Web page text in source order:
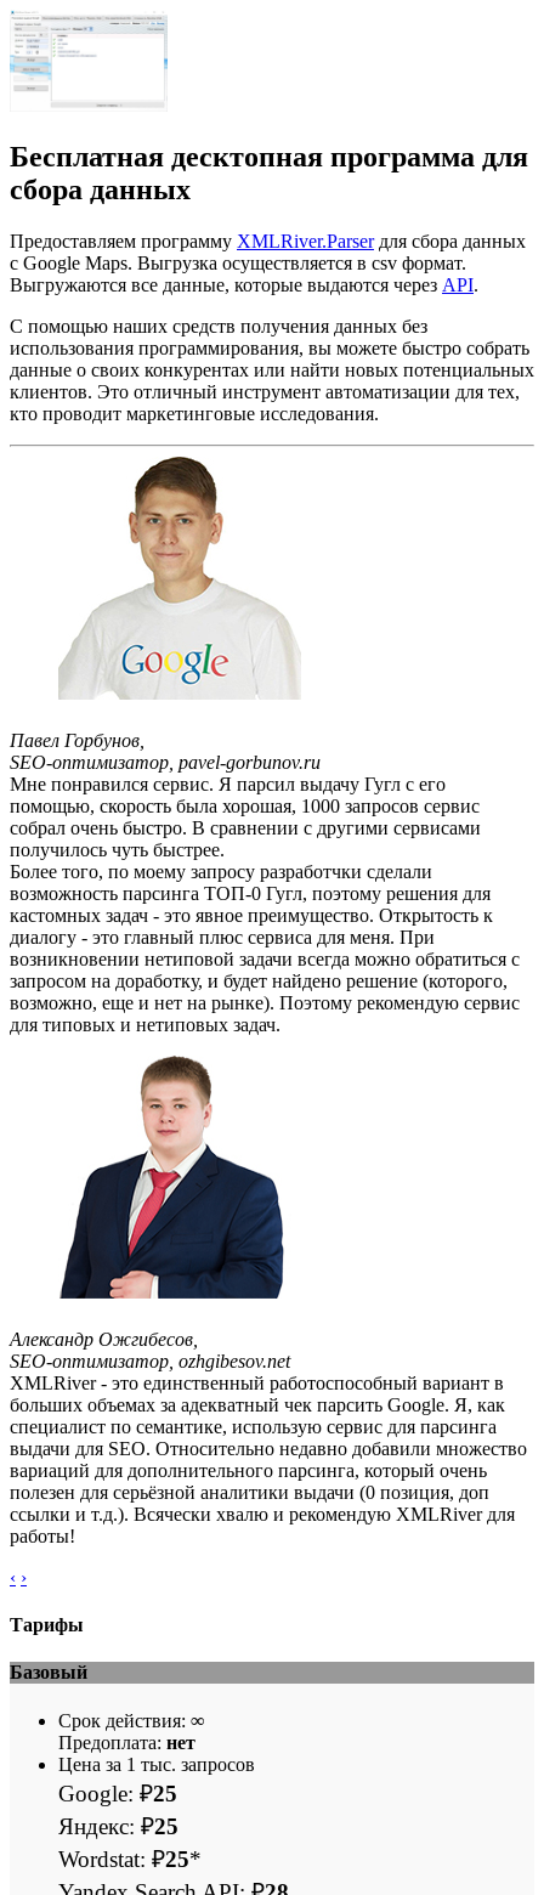
  {
    "keyword": "pizza in new york",
    "position": 5,
    "title": "Bleecker Street Pizza",
    "website": "https://www.bleeckerstreetpizza.com/",
    "phone": "+1 212-924-4466",
    "reviews": 3157,
    "type": "Pizza restaurant"
  },
    "position": 6,
    "title": "Lombardi's",
    "website": "http://www.firstpizza.com/",
"address": "32 Spring St, New York, NY 10012,
    "rating": 4.1,
    "reviews": 7150,
    "type": "Pizza restaurant"
  },
  {
    "keyword": "pizza in new york",
    "position": 7,
    "title": "Prince Street Pizza",
"website": "https://www.princestreetpizzamenu.com/
    "phone": "+1 212-966-4100",
"address": "27 Prince St A, New York, NY 10012,
    "rating": 4.5,
    "reviews": 5598,
    "type": "Pizza restaurant"
    "keyword": "pizza in new york",
    "position": 8,
    "title": "Joe's Pizza",
    "website": "http://www.joespizzanyc.com/",
    "phone": "+1 212-366-1182",
    "rating": 4.5,
    "reviews": 6846,
    "type": "Pizza delivery"
  },
  {
    "keyword": "pizza in new york",
    "position": 9,
    "title": "Joe's Pizza Broadway",
    "website": "http://joespizzanyc.com/",
    "phone": "+1 646-559-4878",
"address": "1435 Broadway, New York, NY 10018,
    "rating": 4.5,
    "reviews": 12658,
    "type": "Pizza restaurant"
  },
  {
    "keyword": "pizza in new york",
    "title": "99 Cent Fresh Pizza",
    "website": "http://99centsfreshpizzanyc.com/",
    "phone": "+1 212-661-6221",
"address": "473 Lexington Ave, New York, NY 10017,
    "rating": 4.5,
    "reviews": 1069,
    "type": "Pizza restaurant"
    "keyword": "pizza in new york",
    "position": 11,
    "title": "Patzeria Perfect Pizza",
"website": "https://
    "phone": "+1 212-575-7646",
    "rating": 4.3,
    "reviews": 1236,
    "type": "Pizza restaurant"
  },
  {
    "keyword": "pizza in new york",
    "position": 12,
    "title": "Upside Pizza",
    "website": "https://www.upsidepizza.com/",
    "phone": "+1 646-484-5244",
"address": "598 8th Ave, New York, NY 10018,
    "rating": 4.2,
    "type": "Pizza restaurant"
  {
    "keyword": "pizza in new york",
    "title": "John's of Bleecker St.",
    "website": "http://johnsofbleecker.com/",
"address": "278 Bleecker St, New York, NY 10014,
    "rating": 4.6,
    "reviews": 4037,
    "type": "Pizza restaurant"
    "keyword": "pizza in new york",
    "position": 14,
    "title": "PizzArte",
    "website": "http://www.pizzarteny.com/",
Бесплатная десктопная программа для
сбора данных
Предоставляем программу XMLRiver.Parserдля сбора данных
с Google Maps. Выгрузка осуществляется в csv формат.
Выгружаются все данные, которые выдаются через API.
С помощью наших средств получения данных без
использования программирования, вы можете быстро собрать
данные о своих конкурентах или найти новых потенциальных
клиентов. Это отличный инструмент автоматизации для тех,
кто проводит маркетинговые исследования.
Павел Горбунов,
SEO-оптимизатор, pavel-gorbunov.ru
Мне понравился сервис. Я парсил выдачу Гугл с его
помощью, скорость была хорошая, 1000 запросов сервис
собрал очень быстро. В сравнении с другими сервисами
получилось чуть быстрее.
Более того, по моему запросу разработчки сделали
возможность парсинга ТОП-0 Гугл, поэтому решения для
кастомных задач - это явное преимущество. Открытость к
диалогу - это главный плюс сервиса для меня. При
возникновении нетиповой задачи всегда можно обратиться с
запросом на доработку, и будет найдено решение (которого,
возможно, еще и нет на рынке). Поэтому рекомендую сервис
для типовых и нетиповых задач.
Александр Ожгибесов,
SEO-оптимизатор, ozhgibesov.net
XMLRiver - это единственный работоспособный вариант в
больших объемах за адекватный чек парсить Google. Я, как
специалист по семантике, использую сервис для парсинга
выдачи для SEO. Относительно недавно добавили множество
вариаций для дополнительного парсинга, который очень
полезен для серьёзной аналитики выдачи (0 позиция, доп
ссылки и т.д.). Всячески хвалю и рекомендую XMLRiver для
работы!
‹ ›
Тарифы
Базовый
Срок действия: ∞
Предоплата: нет
Цена за 1 тыс. запросов
Google: ₽25
Яндекс: ₽25
Wordstat: ₽25*